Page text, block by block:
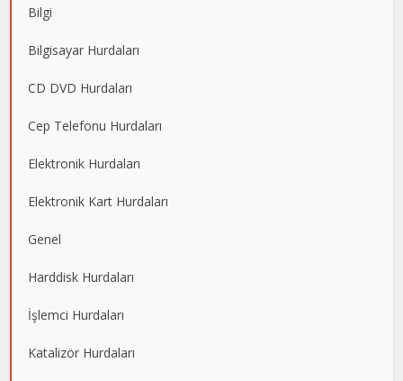
Bilgi
Bilgisayar Hurdaları
CD DVD Hurdaları
Cep Telefonu Hurdaları
Elektronik Hurdaları
Elektronik Kart Hurdaları
Genel
Harddisk Hurdaları
İşlemci Hurdaları
Katalizör Hurdaları